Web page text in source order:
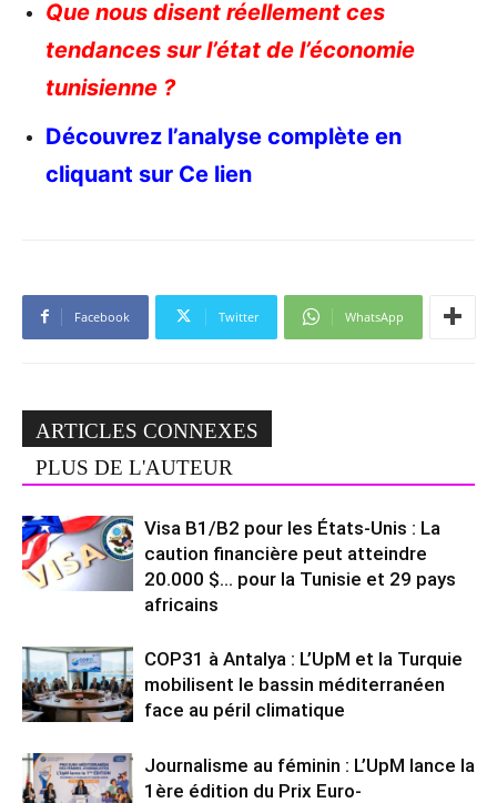
Que nous disent réellement ces
tendances sur l’état de l’économie
tunisienne ?
Découvrez l’analyse complète en
cliquant sur Ce lien
Facebook Twitter WhatsApp
ARTICLES CONNEXES
PLUS DE L'AUTEUR
Visa B1/B2 pour les États-Unis : La
caution financière peut atteindre
20.000 $… pour la Tunisie et 29 pays
africains
COP31 à Antalya : L’UpM et la Turquie
mobilisent le bassin méditerranéen
face au péril climatique
Journalisme au féminin : L’UpM lance la
1ère édition du Prix Euro-